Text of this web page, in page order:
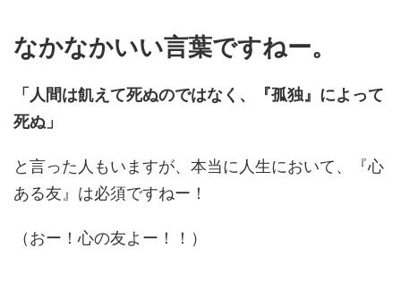
なかなかいい言葉ですねー。
「人間は飢えて死ぬのではなく、『孤独』によって
死ぬ」
と言った人もいますが、本当に人生において、『心
ある友』は必須ですねー！
（おー！心の友よー！！）